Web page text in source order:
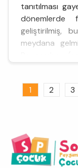
tanıtılması
dönemlerde
geliştirilmiş,
meydana
Rasûlüllah’ın
1 2 3